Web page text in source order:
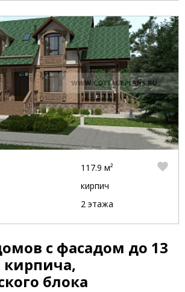
117.9 м²
кирпич
2 этажа
с фасадом до 13
кирпича,
блока